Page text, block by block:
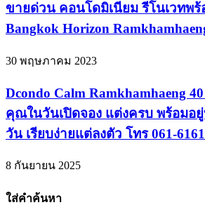
ขายด่วน คอนโดมิเนียม รีโนเวทพร้
Bangkok Horizon
30 พฤษภาคม 2023
Dcondo Calm Ramkhamhaeng
คุณในวันเปิดจอง แต่งครบ พร้อมอ
วัน เรียบง่ายแต่ลงตัว โทร 061-
8 กันยายน 2025
ใส่คำค้นหา